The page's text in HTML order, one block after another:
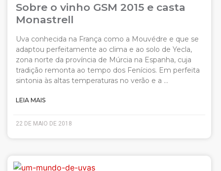
Sobre o vinho GSM 2015 e casta
Monastrell
Uva conhecida na França como a Mouvédre e que se
adaptou perfeitamente ao clima e ao solo de Yecla,
zona norte da província de Múrcia na Espanha, cuja
tradição remonta ao tempo dos Fenícios. Em perfeita
sintonia às altas temperaturas no verão e a …
LEIA MAIS
22 DE MAIO DE 2018